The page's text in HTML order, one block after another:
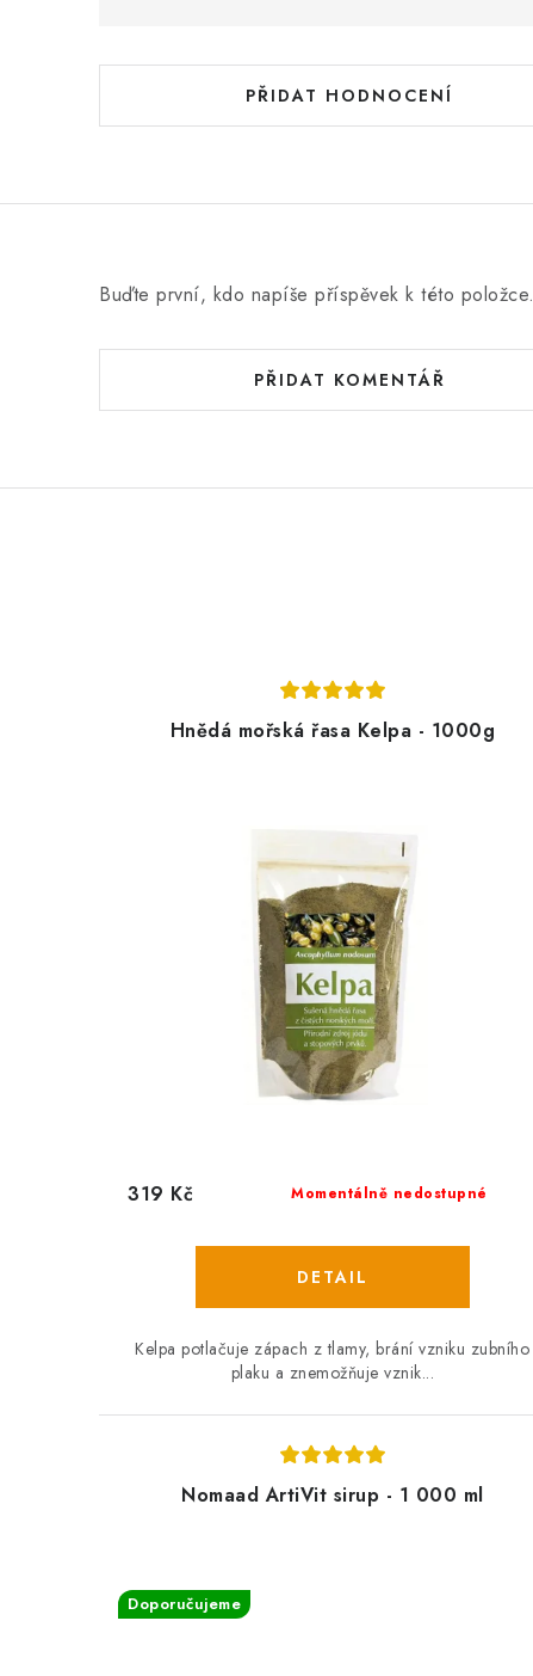
PŘIDAT HODNOCENÍ
o
n
c
n
Buďte první, kdo napíše příspěvek k této položce.
PŘIDAT KOMENTÁŘ
Hnědá mořská řasa Kelpa - 1000g
Momentálně nedostupné
319 Kč
Kelpa potlačuje zápach z tlamy, brání vzniku zubního
plaku a znemožňuje vznik...
Nomaad ArtiVit sirup - 1 000 ml
Doporučujeme